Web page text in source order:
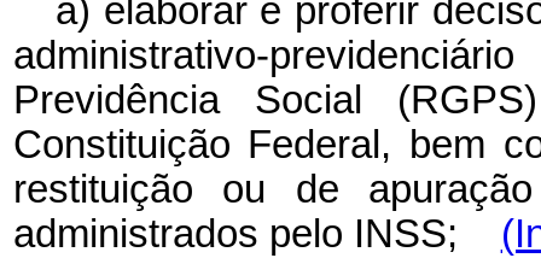
a) elaborar e proferir
administrativo-
Previdência Social
Constituição Federal, bem
restituição ou de
administrados pelo INSS;